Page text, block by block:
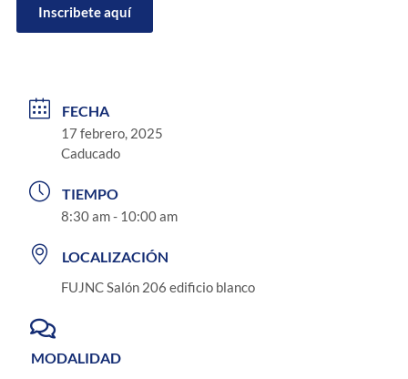
Inscribete aquí
FECHA
17 febrero, 2025
Caducado
TIEMPO
8:30 am - 10:00 am
LOCALIZACIÓN
FUJNC Salón 206 edificio blanco
MODALIDAD